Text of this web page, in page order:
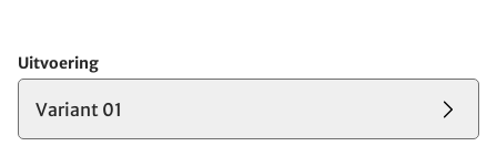
Uitvoering
Variant 01